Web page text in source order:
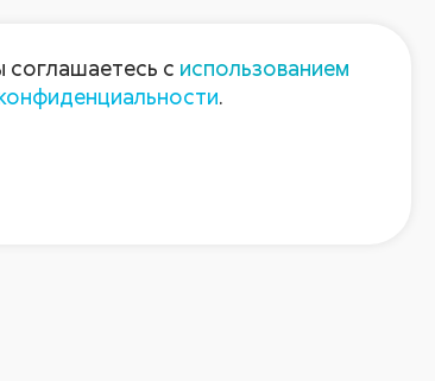
Пресс-центр Контакты
соглашаетесь с использованием
.